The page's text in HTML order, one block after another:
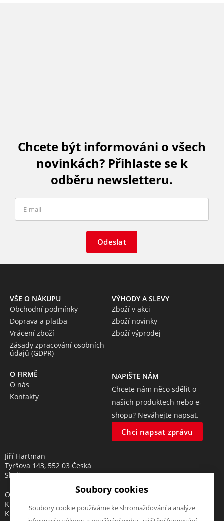
Chcete být informováni o všech
novinkách? Přihlaste se k
odběru newsletteru.
Odeslat
VŠE O NÁKUPU
Obchodní podmínky
Doprava a platba
Vrácení zboží
Zásady zpracování osobních
údajů (GDPR)
VÝHODY A SLEVY
Zboží v akci
Zboží novinky
Zboží výprodej
O FIRMĚ
O nás
Kontakty
NAPIŠTE NÁM
Chcete nám něco sdělit o
našich produktech nebo e-
shopu? Neváhejte napsat.
Chci napsat zprávu
Jiří Hartman
Tyršova 143, 552 03 Česká
Skalice, CZ
Obchodní rejstřík vedený u
Krajského soudu v Hradci
Králové, oddíl A, vložka 18553
Soubory cookies
Soubory cookie používáme ke shromažďování a analýze